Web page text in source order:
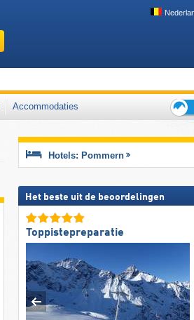
Accommodaties
voor
Hotels: Pommern
Het beste uit de beoordelingen
Toppistepreparatie